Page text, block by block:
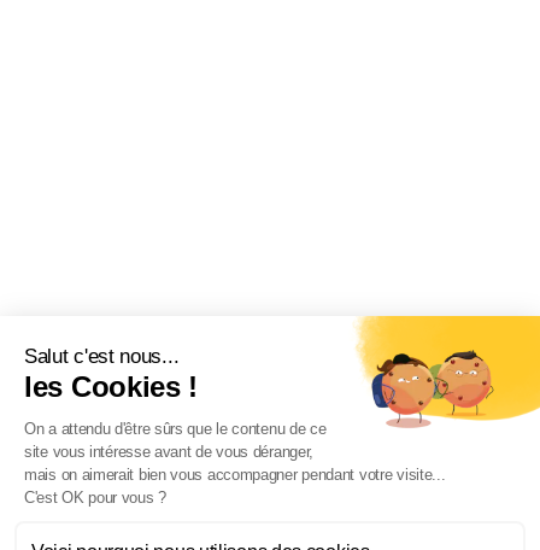
Salut c'est nous...
les Cookies !
On a attendu d'être sûrs que le contenu de ce
site vous intéresse avant de vous déranger,
mais on aimerait bien vous accompagner pendant votre visite...
C'est OK pour vous ?